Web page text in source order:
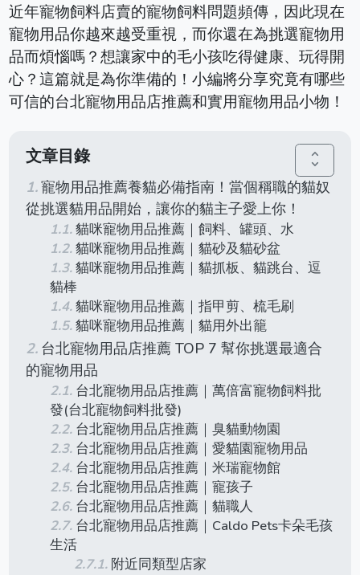
近年寵物飼料店賣的寵物飼料問題頻傳，因此現在
寵物用品你越來越受重視，而你還在為挑選寵物用
品而煩惱嗎？想讓家中的毛小孩吃得健康、玩得開
心？這篇就是為你準備的！小編將分享究竟有哪些
可信的台北寵物用品店推薦和實用寵物用品小物！
文章目錄 unfold_more
寵物用品推薦養貓必備指南！當個稱職的貓奴
從挑選貓用品開始，讓你的貓主子愛上你！
貓咪寵物用品推薦｜飼料、罐頭、水
貓咪寵物用品推薦｜貓砂及貓砂盆
貓咪寵物用品推薦｜貓抓板、貓跳台、逗
貓棒
貓咪寵物用品推薦｜指甲剪、梳毛刷
貓咪寵物用品推薦｜貓用外出籠
台北寵物用品店推薦 TOP 7 幫你挑選最適合
的寵物用品
台北寵物用品店推薦｜萬倍富寵物飼料批
發(台北寵物飼料批發)
台北寵物用品店推薦｜臭貓動物園
台北寵物用品店推薦｜愛貓園寵物用品
台北寵物用品店推薦｜米瑞寵物館
台北寵物用品店推薦｜寵孩子
台北寵物用品店推薦｜貓職人
台北寵物用品店推薦｜Caldo Pets卡朵毛孩
生活
附近同類型店家